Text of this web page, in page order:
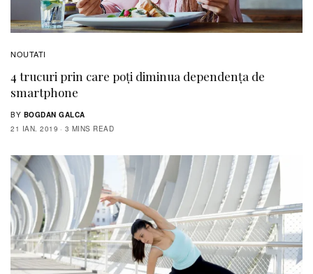
NOUTATI
4 trucuri prin care poți diminua dependența de
smartphone
BY BOGDAN GALCA
21 IAN. 2019
3 MINS READ